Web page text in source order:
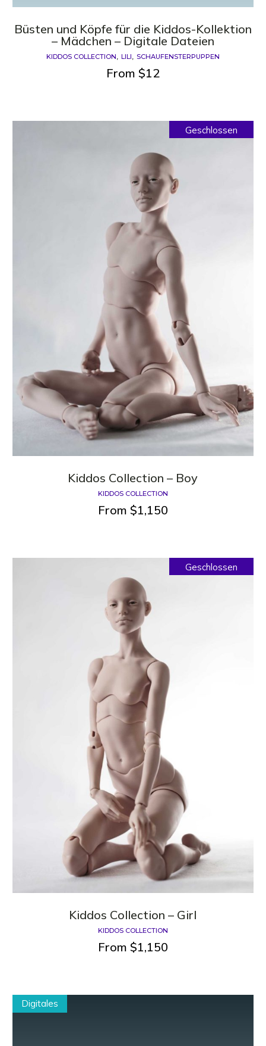
Büsten und Köpfe für die Kiddos-Kollektion
– Mädchen – Digitale Dateien
KIDDOS COLLECTION LILI SCHAUFENSTERPUPPEN
From $12
Geschlossen
Kiddos Сollection – Boy
KIDDOS COLLECTION
From $1,150
Geschlossen
Kiddos Сollection – Girl
KIDDOS COLLECTION
From $1,150
Digitales